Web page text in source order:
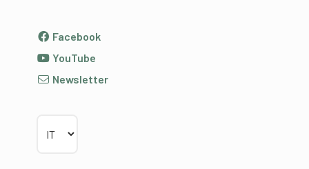
Facebook
YouTube
Newsletter